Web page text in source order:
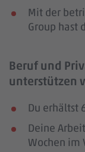
Mit der
Group hast
Beruf und
unterstützen
Du erhältst
Deine
Wochen im